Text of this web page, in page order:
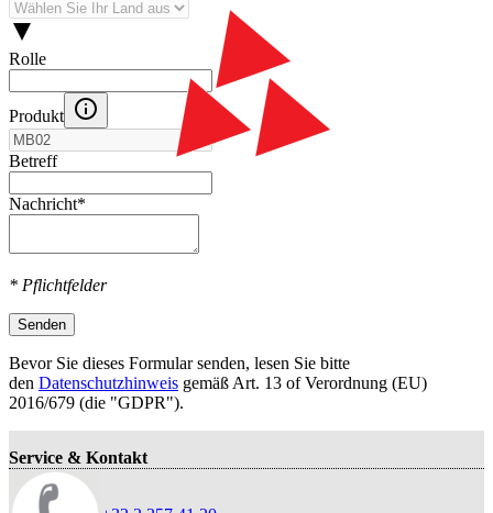
Rolle
Produkt
Betreff
Nachricht*
* Pflichtfelder
Senden
Bevor Sie dieses Formular senden, lesen Sie bitte
den Datenschutzhinweis gemäß Art. 13 оf Verordnung (EU)
2016/679 (die "GDPR").
Service & Kontakt